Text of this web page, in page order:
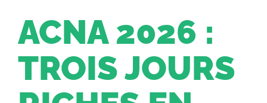
ACNA 2026 :
TROIS JOURS